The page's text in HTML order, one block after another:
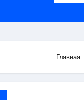
Главная